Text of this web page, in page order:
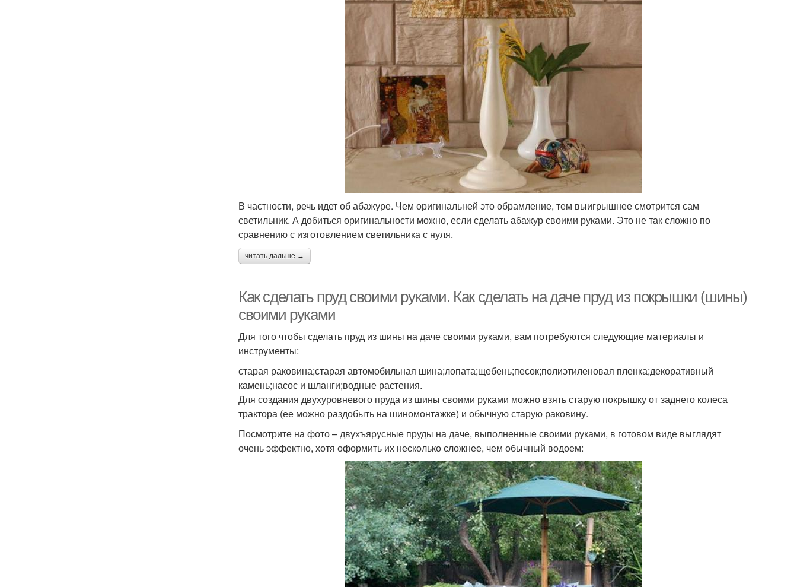
В частности, речь идет об абажуре. Чем оригинальней это обрамление, тем выигрышнее смотрится сам
светильник. А добиться оригинальности можно, если сделать абажур своими руками. Это не так сложно по
сравнению с изготовлением светильника с нуля.
читать дальше →
Как сделать пруд своими руками. Как сделать на даче пруд из покрышки (шины)
своими руками
Для того чтобы сделать пруд из шины на даче своими руками, вам потребуются следующие материалы и
инструменты:
старая раковина;старая автомобильная шина;лопата;щебень;песок;полиэтиленовая пленка;декоративный
камень;насос и шланги;водные растения.
Для создания двухуровневого пруда из шины своими руками можно взять старую покрышку от заднего колеса
трактора (ее можно раздобыть на шиномонтажке) и обычную старую раковину.
Посмотрите на фото – двухъярусные пруды на даче, выполненные своими руками, в готовом виде выглядят
очень эффектно, хотя оформить их несколько сложнее, чем обычный водоем: